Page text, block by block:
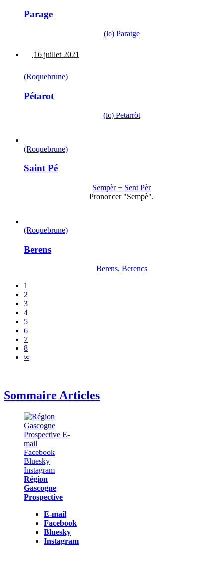
Parage
(lo) Paratge
16 juillet 2021
(Roquebrune)
Pétarot
(lo) Petarròt
(Roquebrune)
Saint Pé
Sempèr + Sent Pèr
Prononcer "Sempè".
(Roquebrune)
Berens
Berens, Berencs
1
2
3
4
5
6
7
8
∞
Sommaire Articles
Région
Gascogne
Prospective
E-mail
Facebook
Bluesky
Instagram